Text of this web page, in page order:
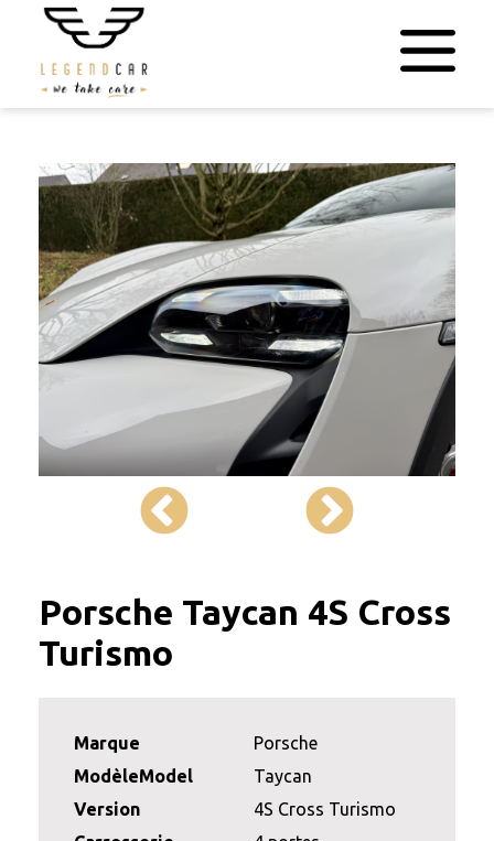
Porsche Taycan 4S Cross
Turismo
Marque
Porsche
ModèleModel
Taycan
Version
4S Cross Turismo